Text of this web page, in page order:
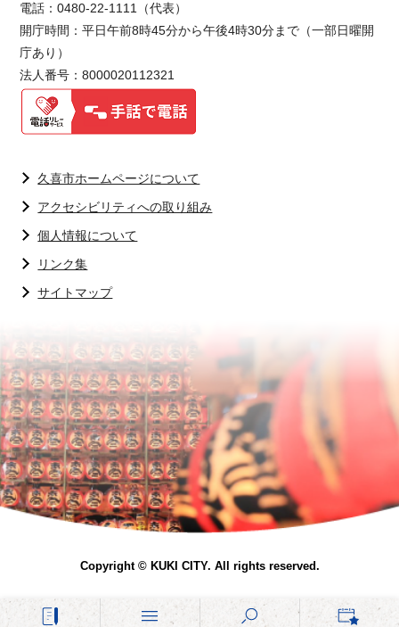
電話：0480-22-1111（代表）
開庁時間：平日午前8時45分から午後4時30分まで（一部日曜開
庁あり）
法人番号：8000020112321
久喜市ホームページについて
アクセシビリティへの取り組み
個人情報について
リンク集
サイトマップ
Copyright © KUKI CITY. All rights reserved.